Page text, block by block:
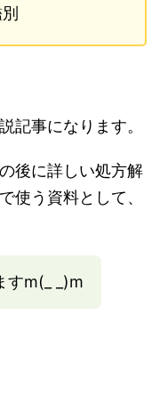
記事になります。
後に詳しい処方解
使う資料として、
すm(_ _)m